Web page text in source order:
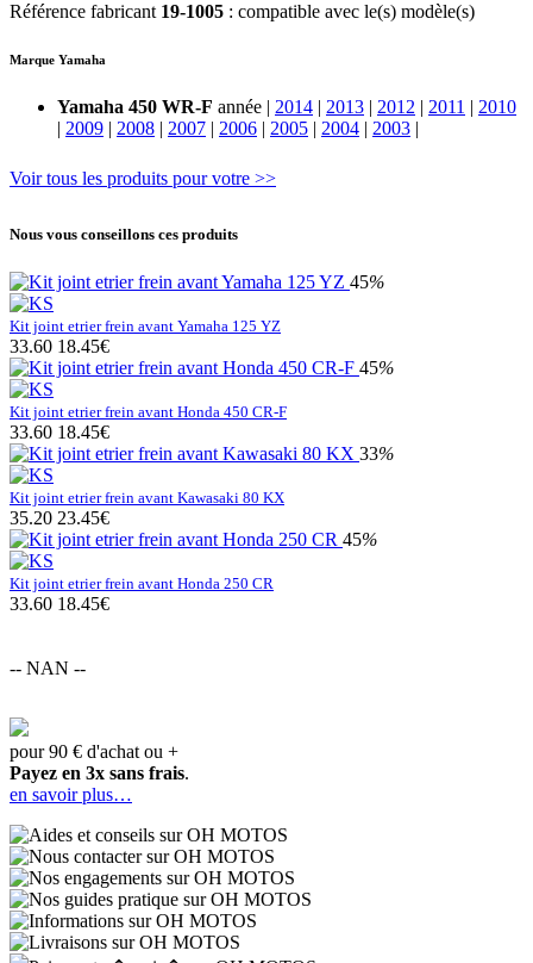
Référence fabricant 19-1005 : compatible avec le(s) modèle(s)
Marque Yamaha
Yamaha 450 WR-F année | 2014 | 2013 | 2012 | 2011 | 2010
| 2009 | 2008 | 2007 | 2006 | 2005 | 2004 | 2003 |
Voir tous les produits pour votre >>
Nous vous conseillons ces produits
45%
Kit joint etrier frein avant Yamaha 125 YZ
33.60 18.45€
45%
Kit joint etrier frein avant Honda 450 CR-F
33.60 18.45€
33%
Kit joint etrier frein avant Kawasaki 80 KX
35.20 23.45€
45%
Kit joint etrier frein avant Honda 250 CR
33.60 18.45€
-- NAN --
pour 90 € d'achat ou +
Payez en 3x sans frais.
en savoir plus…